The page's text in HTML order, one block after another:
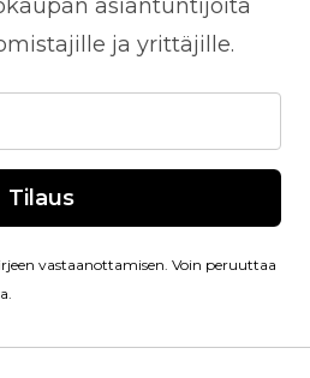
asiantuntijoita
ja yrittäjille.
Tilaus
vastaanottamisen. Voin peruuttaa